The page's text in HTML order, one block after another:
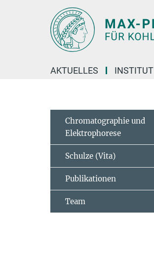
AKTUELLES INSTITUT
Chromatographie und
Elektrophorese
Schulze (Vita)
Publikationen
Team